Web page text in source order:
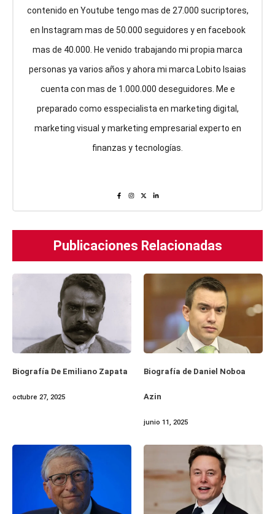
contenido en Youtube tengo mas de 27.000 sucriptores,
en Instagram mas de 50.000 seguidores y en facebook
mas de 40.000. He venido trabajando mi propia marca
personas ya varios años y ahora mi marca Lobito Isaias
cuenta con mas de 1.000.000 deseguidores. Me e
preparado como esspecialista en marketing digital,
marketing visual y marketing empresarial experto en
finanzas y tecnologías.
Publicaciones Relacionadas
Biografía De Emiliano Zapata
octubre 27, 2025
Biografía de Daniel Noboa
Azin
junio 11, 2025